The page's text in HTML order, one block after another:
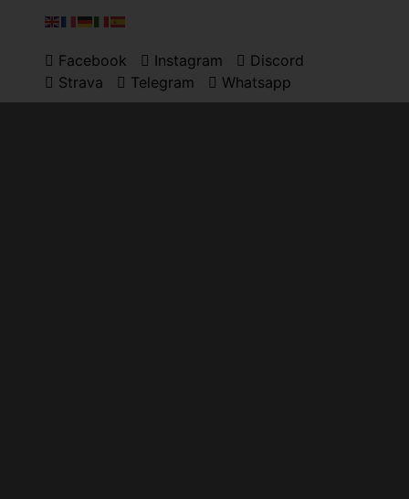
Facebook Instagram
Discord
Strava
Telegram Whatsapp